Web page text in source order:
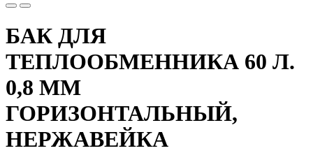
БАК ДЛЯ
ТЕПЛООБМЕННИКА 60 Л.
0,8 ММ
ГОРИЗОНТАЛЬНЫЙ,
НЕРЖАВЕЙКА